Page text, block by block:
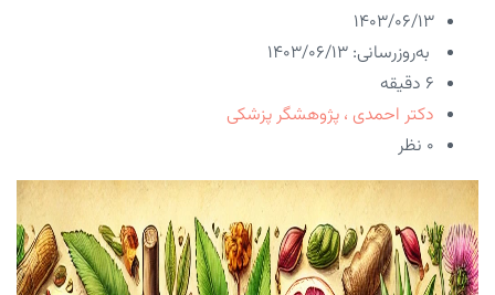
۱۴۰۳/۰۶/۱۳
به‌روزرسانی: ۱۴۰۳/۰۶/۱۳
6 دقیقه
دکتر احمدی ، پژوهشگر پزشکی
۰ نظر